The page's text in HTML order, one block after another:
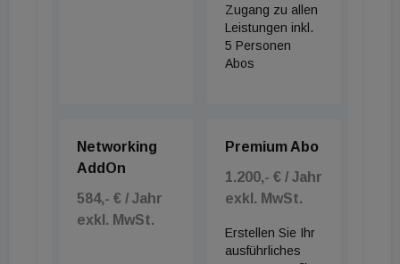
Zugang zu allen
Leistungen inkl.
5 Personen
Abos
Networking
AddOn
584,- € / Jahr
exkl. MwSt.
Premium Abo
1.200,- € / Jahr
exkl. MwSt.
Erstellen Sie Ihr
ausführliches